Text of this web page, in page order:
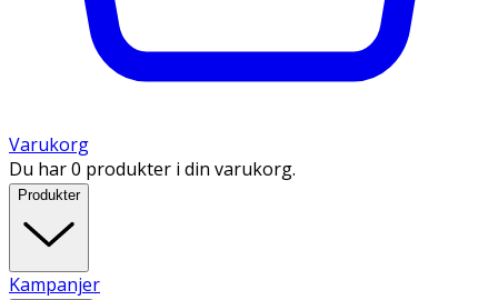
Varukorg
Du har 0 produkter i din varukorg.
Produkter
Kampanjer